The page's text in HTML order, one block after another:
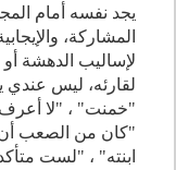
يجد نفسه أمام
المشاركة،
لإساليب الدهشة
لقارئه، ليس
"خمنت" ، "لا أعرف
"كان من الصعب
ابنته" ، "لست